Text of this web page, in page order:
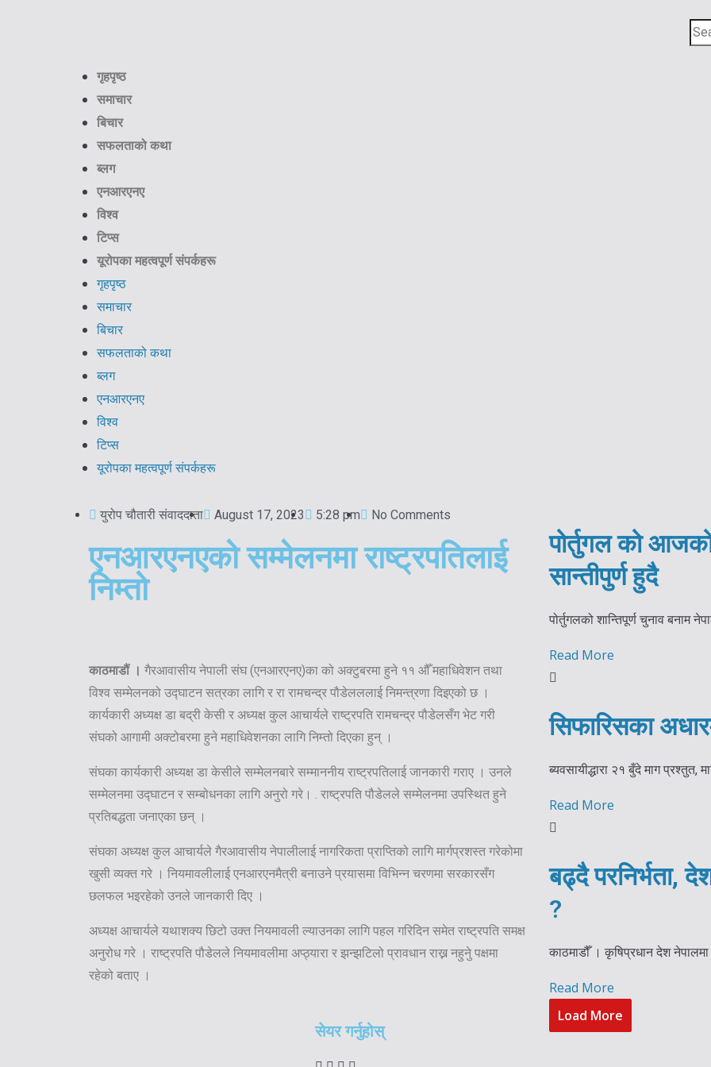
गृहपृष्ठ
समाचार
बिचार
सफलताको कथा
ब्लग
एनआरएनए
विश्व
टिप्स
यूरोपका महत्वपूर्ण संपर्कहरू
गृहपृष्ठ
समाचार
बिचार
सफलताको कथा
ब्लग
एनआरएनए
विश्व
टिप्स
यूरोपका महत्वपूर्ण संपर्कहरू
युरोप चौतारी संवाददाता August 17, 2023 5:28 pm No Comments
एनआरएनएको सम्मेलनमा राष्ट्रपतिलाई
निम्तो
काठमाडौं । गैरआवासीय नेपाली संघ (एनआरएनए)का को अक्टुबरमा हुने ११ औँ महाधिवेशन तथा
विश्व सम्मेलनको उद्घाटन सत्रका लागि र रा रामचन्द्र पौडेलललाई निमन्त्रणा दिइएको छ ।
कार्यकारी अध्यक्ष डा बद्री केसी र अध्यक्ष कुल आचार्यले राष्ट्रपति रामचन्द्र पौडेलसँग भेट गरी
संघको आगामी अक्टोबरमा हुने महाधिवेशनका लागि निम्तो दिएका हुन् ।
संघका कार्यकारी अध्यक्ष डा केसीले सम्मेलनबारे सम्माननीय राष्ट्रपतिलाई जानकारी गराए । उनले
सम्मेलनमा उद्घाटन र सम्बोधनका लागि अनुरो गरे। . राष्ट्रपति पौडेलले सम्मेलनमा उपस्थित हुने
प्रतिबद्धता जनाएका छन् ।
संघका अध्यक्ष कुल आचार्यले गैरआवासीय नेपालीलाई नागरिकता प्राप्तिको लागि मार्गप्रशस्त गरेकोमा
खुसी व्यक्त गरे । नियमावलीलाई एनआरएनमैत्री बनाउने प्रयासमा विभिन्न चरणमा सरकारसँग
छलफल भइरहेको उनले जानकारी दिए ।
अध्यक्ष आचार्यले यथाशक्य छिटो उक्त नियमावली ल्याउनका लागि पहल गरिदिन समेत राष्ट्रपति समक्ष
अनुरोध गरे । राष्ट्रपति पौडेलले नियमावलीमा अप्ठ्यारा र झन्झटिलो प्रावधान राख्न नहुनुे पक्षमा
रहेको बताए ।
सेयर गर्नुहोस्
पोर्तुगल को
सान्तीपुर्ण हुदै
पोर्तुगलको शान्तिपूर्ण चुनाव बनाम
Read More
सिफारिसका
ब्यवसायीद्धारा २१ बुँदे माग प्रश्तुत,
Read More
बढ्दै परनिर्भता,
?
काठमाडौँ । कृषिप्रधान देश
Read More
Load More